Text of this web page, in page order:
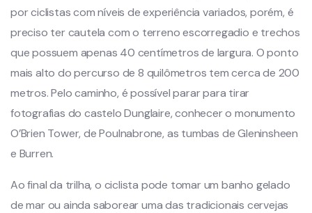
por ciclistas com níveis de experiência variados, porém, é
preciso ter cautela com o terreno escorregadio e trechos
que possuem apenas 40 centímetros de largura. O ponto
mais alto do percurso de 8 quilômetros tem cerca de 200
metros. Pelo caminho, é possível parar para tirar
fotografias do castelo Dunglaire, conhecer o monumento
O’Brien Tower, de Poulnabrone, as tumbas de Gleninsheen
e Burren.
Ao final da trilha, o ciclista pode tomar um banho gelado
de mar ou ainda saborear uma das tradicionais cervejas